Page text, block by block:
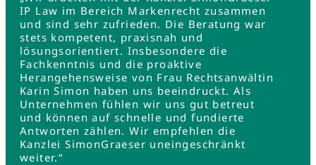
IP Law im Bereich Markenrecht zusammen
und sind sehr zufrieden. Die Beratung war
stets kompetent, praxisnah und
lösungsorientiert. Insbesondere die
Fachkenntnis und die proaktive
Herangehensweise von Frau Rechtsanwältin
Karin Simon haben uns beeindruckt. Als
Unternehmen fühlen wir uns gut betreut
und können auf schnelle und fundierte
Antworten zählen. Wir empfehlen die
Kanzlei SimonGraeser uneingeschränkt
weiter.“